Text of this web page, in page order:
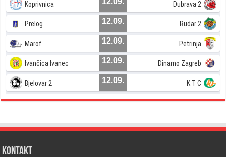
Koprivnica Dubrava 2
Prelog 12.09. Rudar 2
Marof 12.09. Petrinja
Ivančica Ivanec 12.09. Dinamo Zagreb
Bjelovar 2 12.09. K T C
Kontakt